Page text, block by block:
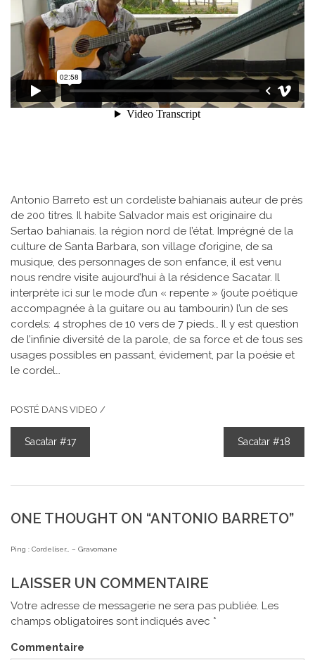
Antonio Barreto est un cordeliste bahianais auteur de près
de 200 titres. Il habite Salvador mais est originaire du
Sertao bahianais. la région nord de l’état. Imprégné de la
culture de Santa Barbara, son village d’origine, de sa
musique, des personnages de son enfance, il est venu
nous rendre visite aujourd’hui à la résidence Sacatar. Il
interprète ici sur le mode d’un « repente » (joute poétique
accompagnée à la guitare ou au tambourin) l’un de ses
cordels: 4 strophes de 10 vers de 7 pieds… Il y est question
de l’infinie diversité de la parole, de sa force et de tous ses
usages possibles en passant, évidement, par la poésie et
le cordel…
POSTÉ DANS VIDEO /
NAVIGATION
Sacatar #17 Sacatar #18
ONE THOUGHT ON “ANTONIO BARRETO”
Ping : Cordeliser… – Gravomane
LAISSER UN COMMENTAIRE
Votre adresse de messagerie ne sera pas publiée. Les
champs obligatoires sont indiqués avec *
Commentaire